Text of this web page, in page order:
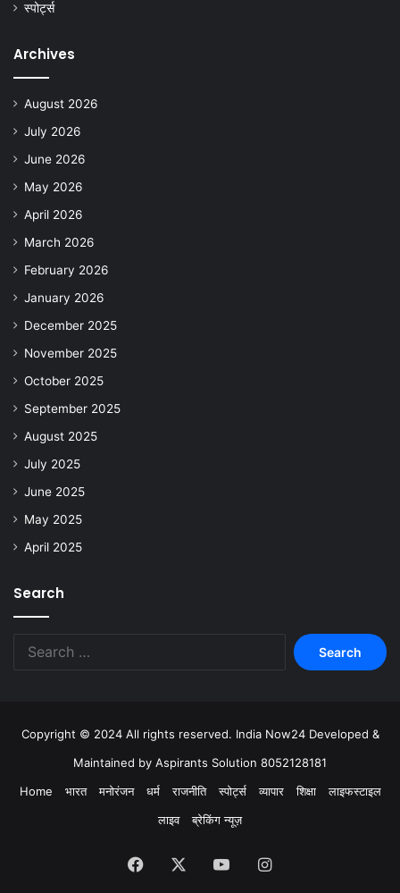
स्पोर्ट्स
Archives
August 2026
July 2026
June 2026
May 2026
April 2026
March 2026
February 2026
January 2026
December 2025
November 2025
October 2025
September 2025
August 2025
July 2025
June 2025
May 2025
April 2025
Search
Copyright © 2024 All rights reserved. India Now24 Developed &
Maintained by Aspirants Solution 8052128181
Home
भारत मनोरंजन धर्म राजनीति स्पोर्ट्स व्यापार शिक्षा
लाइफस्टाइल
लाइव
ब्रेकिंग न्यूज़